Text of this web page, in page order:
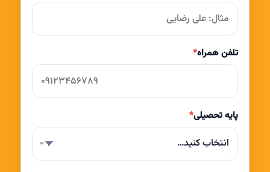
تلفن همراه*
پایه تحصیلی*
انتخاب کنید…